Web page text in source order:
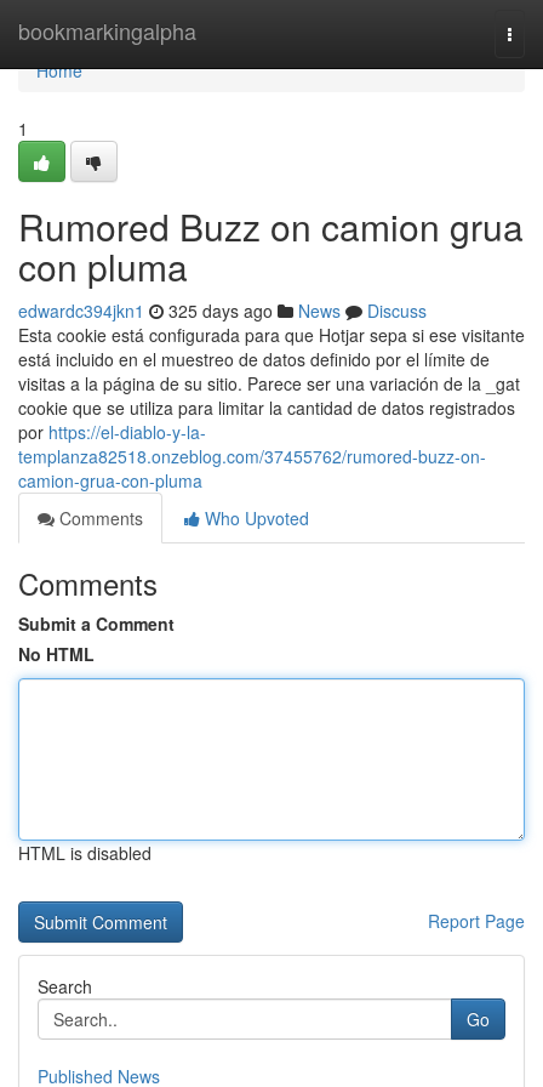
bookmarkingalpha
Home
Home
1
Rumored Buzz on camion grua
con pluma
edwardc394jkn1 325 days ago News
Discuss
Esta cookie está configurada para que Hotjar sepa si ese visitante
está incluido en el muestreo de datos definido por el límite de
visitas a la página de su sitio. Parece ser una variación de la _gat
cookie que se utiliza para limitar la cantidad de datos registrados
por https://el-diablo-y-la-
templanza82518.onzeblog.com/37455762/rumored-buzz-on-
camion-grua-con-pluma
Comments
Who Upvoted
Comments
Submit a Comment
No HTML
HTML is disabled
Report Page
Search
Go
Published News